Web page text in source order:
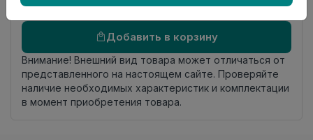
Добавить в корзину
Внимание! Внешний вид товара может отличаться от
представленного на настоящем сайте. Проверяйте
наличие необходимых характеристик и комплектации
в момент приобретения товара.